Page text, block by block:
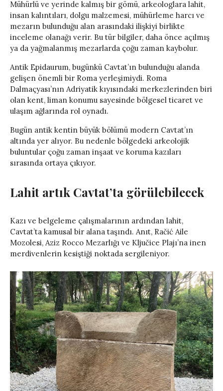
Mühürlü ve yerinde kalmış bir gömü, arkeologlara lahit,
insan kalıntıları, dolgu malzemesi, mühürleme harcı ve
mezarın bulunduğu alan arasındaki ilişkiyi birlikte
inceleme olanağı verir. Bu tür bilgiler, daha önce açılmış
ya da yağmalanmış mezarlarda çoğu zaman kaybolur.
Antik Epidaurum, bugünkü Cavtat’ın bulunduğu alanda
gelişen önemli bir Roma yerleşimiydi. Roma
Dalmaçyası’nın Adriyatik kıyısındaki merkezlerinden biri
olan kent, liman konumu sayesinde bölgesel ticaret ve
ulaşım ağlarında rol oynadı.
Bugün antik kentin büyük bölümü modern Cavtat’ın
altında yer alıyor. Bu nedenle bölgedeki arkeolojik
buluntular çoğu zaman inşaat ve koruma kazıları
sırasında ortaya çıkıyor.
Lahit artık Cavtat’ta görülebilecek
Kazı ve belgeleme çalışmalarının ardından lahit,
Cavtat’ta kamusal bir alana taşındı. Anıt, Račić Aile
Mozolesi, Aziz Rocco Mezarlığı ve Ključice Plajı’na inen
merdivenlerin kesiştiği noktada sergileniyor.